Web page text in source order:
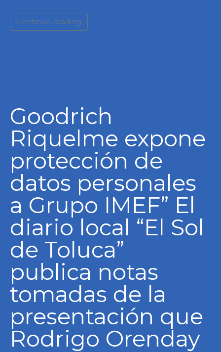
Continue reading
Goodrich
Riquelme expone
protección de
datos personales
a Grupo IMEF” El
diario local “El Sol
de Toluca”
publica notas
tomadas de la
presentación que
Rodrigo Orenday